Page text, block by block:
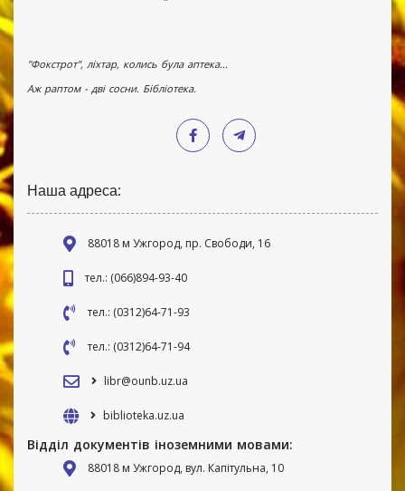
"Фокстрот", ліхтар, колись була аптека...
Аж раптом - дві сосни. Бібліотека.
Наша адреса:
88018 м Ужгород, пр. Свободи, 16
тел.: (066)894-93-40
тел.: (0312)64-71-93
тел.: (0312)64-71-94
libr@ounb.uz.ua
biblioteka.uz.ua
Відділ документів іноземними мовами:
88018 м Ужгород, вул. Капітульна, 10